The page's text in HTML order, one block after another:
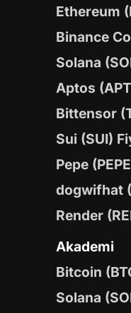
Ethereum
Binance
Solana
Aptos
Bittensor
Sui (SUI)
Pepe
dogwifhat
Render
Akademi
Bitcoin
Solana